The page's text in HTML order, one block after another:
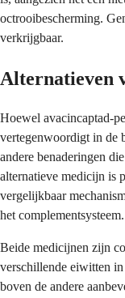
octrooibescherming.
verkrijgbaar.
Alternatieven
Hoewel avacincaptad-
vertegenwoordigt in de
andere benaderingen
alternatieve medicijn is
vergelijkbaar
het complementsysteem.
Beide medicijnen zijn
verschillende eiwitten
boven de andere